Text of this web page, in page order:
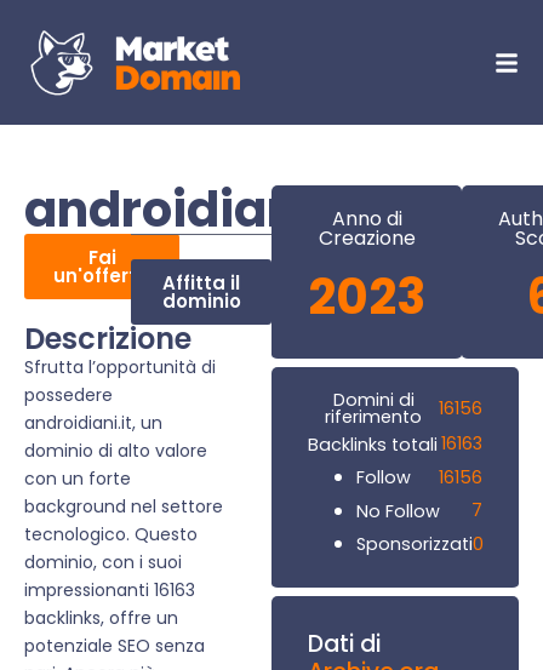
androidiani.it
Fai
un'offerta Affitta il
dominio
Descrizione
Sfrutta l’opportunità di
possedere
androidiani.it, un
dominio di alto valore
con un forte
background nel settore
tecnologico. Questo
dominio, con i suoi
impressionanti 16163
backlinks, offre un
potenziale SEO senza
Anno di
Creazione
2023
Domini di
riferimento
16156
Backlinks totali 16163
Follow
16156
No Follow
7
Sponsorizzati0
Dati di